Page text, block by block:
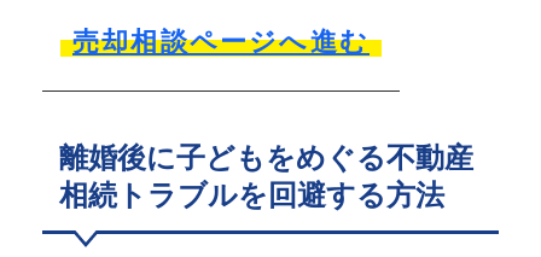
売却相談ページへ進む
離婚後に子どもをめぐる不動産
相続トラブルを回避する方法